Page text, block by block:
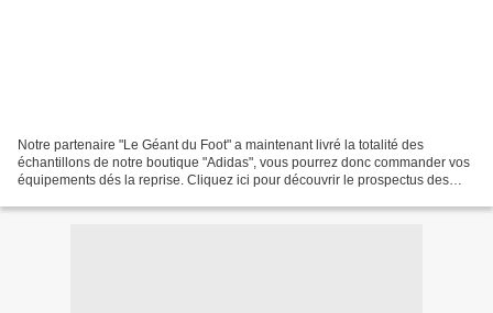
Notre partenaire "Le Géant du Foot" a maintenant livré la totalité des
échantillons de notre boutique "Adidas", vous pourrez donc commander vos
équipements dés la reprise. Cliquez ici pour découvrir le prospectus des